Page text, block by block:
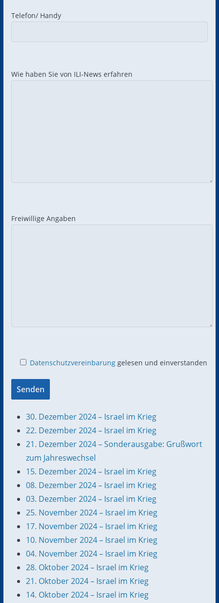
Telefon/ Handy
Wie haben Sie von ILI-News erfahren
Freiwillige Angaben
Datenschutzvereinbarunggelesen und einverstanden
30. Dezember 2024 – Israel im Krieg
22. Dezember 2024 – Israel im Krieg
21. Dezember 2024 – Sonderausgabe: Grußwort
zum Jahreswechsel
15. Dezember 2024 – Israel im Krieg
08. Dezember 2024 – Israel im Krieg
03. Dezember 2024 – Israel im Krieg
25. November 2024 – Israel im Krieg
17. November 2024 – Israel im Krieg
10. November 2024 – Israel im Krieg
04. November 2024 – Israel im Krieg
28. Oktober 2024 – Israel im Krieg
21. Oktober 2024 – Israel im Krieg
14. Oktober 2024 – Israel im Krieg